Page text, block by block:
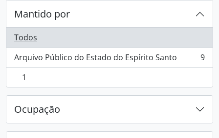
Mantido por
Todos
Arquivo Público do Estado do Espírito Santo
, 9 resultados 9
, 1 resultados
1
Ocupação